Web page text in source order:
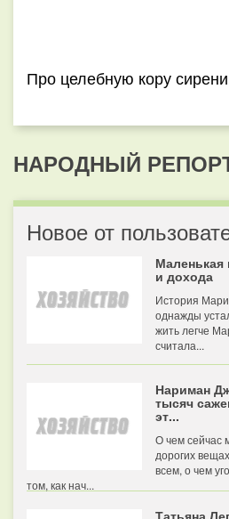
Про целебную кору сирени
НАРОДНЫЙ
Новое от
Маленькая
и дохода
История
однажды
жить легче
считала...
Нариман
тысяч
эт...
О чем сейчас
дорогих
всем, о чем
том, как нач...
Татьяна